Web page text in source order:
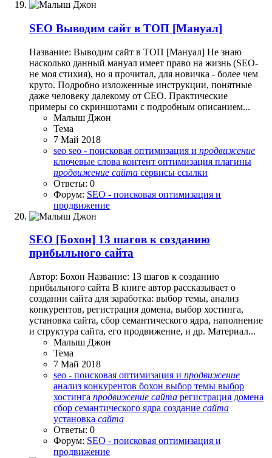
SEO Выводим сайт в ТОП [Мануал]
Название: Выводим сайт в ТОП [Мануал] Не знаю
насколько данный мануал имеет право на жизнь (SEO-
не моя стихия), но я прочитал, для новичка - более чем
круто. Подробно изложенные инструкции, понятные
даже человеку далекому от СЕО. Практические
примеры со скриншотами с подробным описанием...
Малыш Джон
Тема
7 Май 2018
seo seo - поисковая оптимизация и продвижение
ключевые слова контент оптимизация плагины
продвижение сайта сервисы ссылки
Ответы: 0
Форум: SEO - поисковая оптимизация и
продвижение
SEO [Бохон] 13 шагов к созданию
прибыльного сайта
Автор: Бохон Название: 13 шагов к созданию
прибыльного сайта В книге автор рассказывает о
создании сайта для заработка: выбор темы, анализ
конкурентов, регистрация домена, выбор хостинга,
установка сайта, сбор семантического ядра, наполнение
и структура сайта, его продвижение, и др. Материал...
Малыш Джон
Тема
7 Май 2018
seo - поисковая оптимизация и продвижение
анализ конкурентов бохон выбор темы выбор
хостинга продвижение сайта регистрация домена
сбор семантического ядра создание сайта
установка сайта
Ответы: 0
Форум: SEO - поисковая оптимизация и
продвижение